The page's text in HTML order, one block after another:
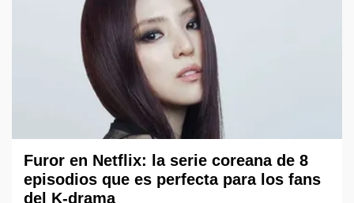
Furor en Netflix: la serie coreana de 8
episodios que es perfecta para los fans
del K-drama